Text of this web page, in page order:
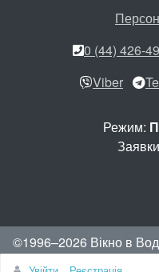
0 (44) 426-
Viber
Режим:
©1996–2026 Вікно в
використання сайту